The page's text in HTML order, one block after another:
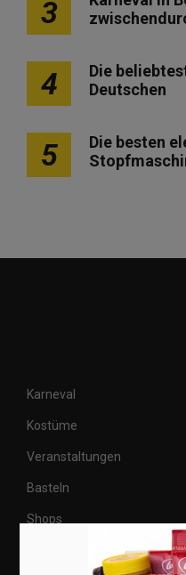
3
4
Die
Deutschen
5
Die besten
Karneval
Kostüme
Veranstaltungen
Basteln
Shops